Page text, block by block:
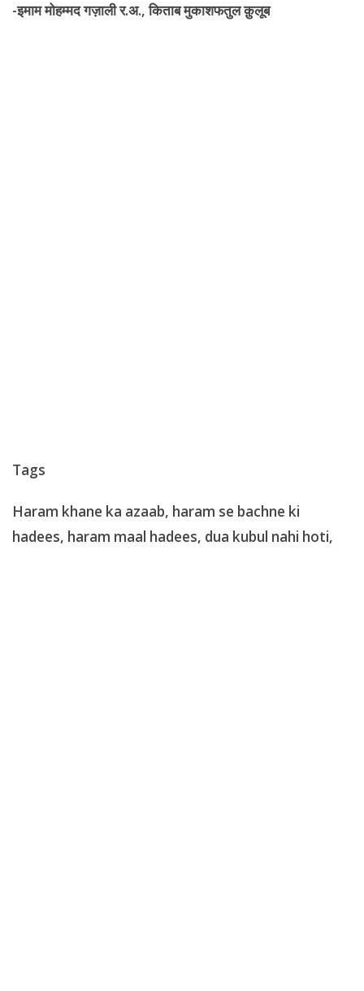
-इमाम मोहम्मद गज़ाली र.अ., किताब मुकाशफतुल क़ुलूब
Tags
Haram khane ka azaab, haram se bachne ki
hadees, haram maal hadees, dua kubul nahi hoti,